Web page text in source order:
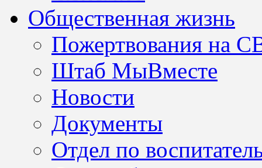
Общественная жизнь
Пожертвования на
Штаб МыВместе
Новости
Документы
Отдел по